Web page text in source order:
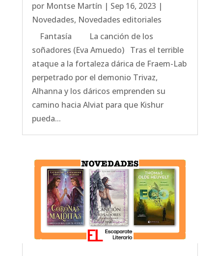
por Montse Martín | Sep 16, 2023 |
Novedades, Novedades editoriales
Fantasía La canción de los
soñadores (Eva Amuedo) Tras el terrible
ataque a la fortaleza dárica de Fraem-Lab
perpetrado por el demonio Trivaz,
Alhanna y los dáricos emprenden su
camino hacia Alviat para que Kishur
pueda...